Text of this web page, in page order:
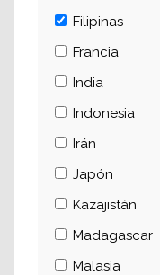
Filipinas
Francia
India
Indonesia
Irán
Japón
Kazajistán
Madagascar
Malasia